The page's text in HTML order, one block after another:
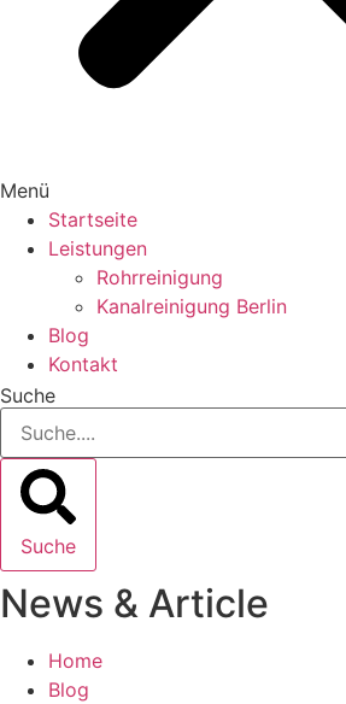
Menü
Startseite
Leistungen
Rohrreinigung
Kanalreinigung Berlin
Blog
Kontakt
Suche
Suche
News & Article
Home
Blog